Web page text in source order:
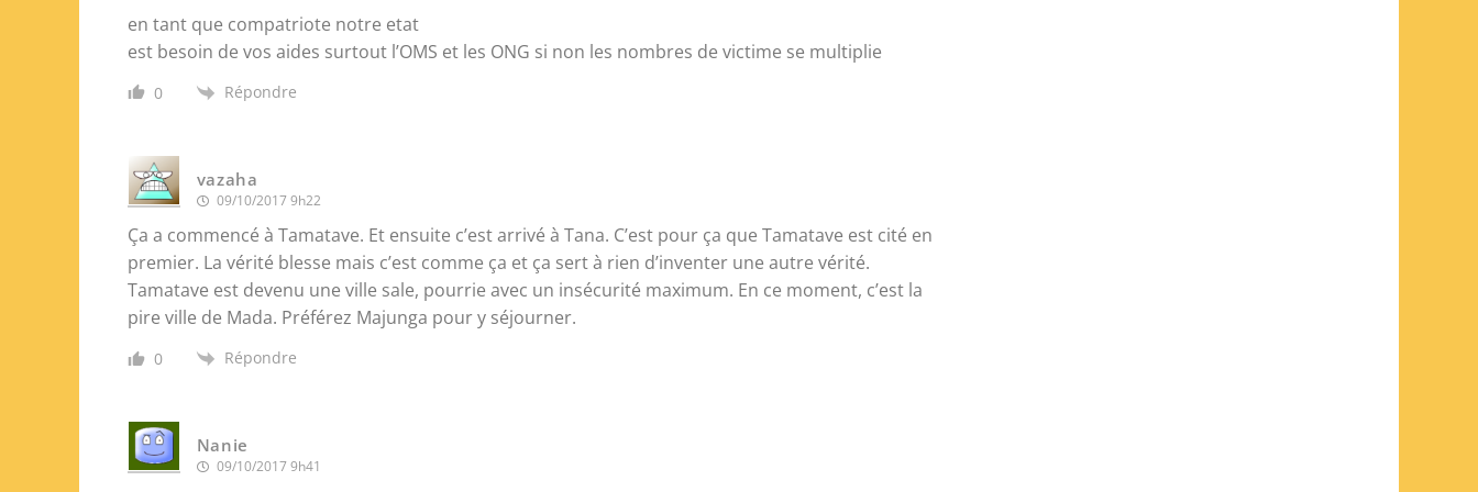
en tant que compatriote notre etat
est besoin de vos aides surtout l’OMS et les ONG si non les nombres de victime se multiplie
0 Répondre
vazaha
09/10/2017 9h22
Ça a commencé à Tamatave. Et ensuite c’est arrivé à Tana. C’est pour ça que Tamatave est cité en
premier. La vérité blesse mais c’est comme ça et ça sert à rien d’inventer une autre vérité.
Tamatave est devenu une ville sale, pourrie avec un insécurité maximum. En ce moment, c’est la
pire ville de Mada. Préférez Majunga pour y séjourner.
0 Répondre
Nanie
09/10/2017 9h41